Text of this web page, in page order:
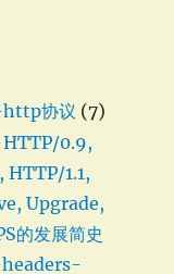
http协议 (7)
0.9,
HTTP/1.1,
Upgrade,
的发展简史